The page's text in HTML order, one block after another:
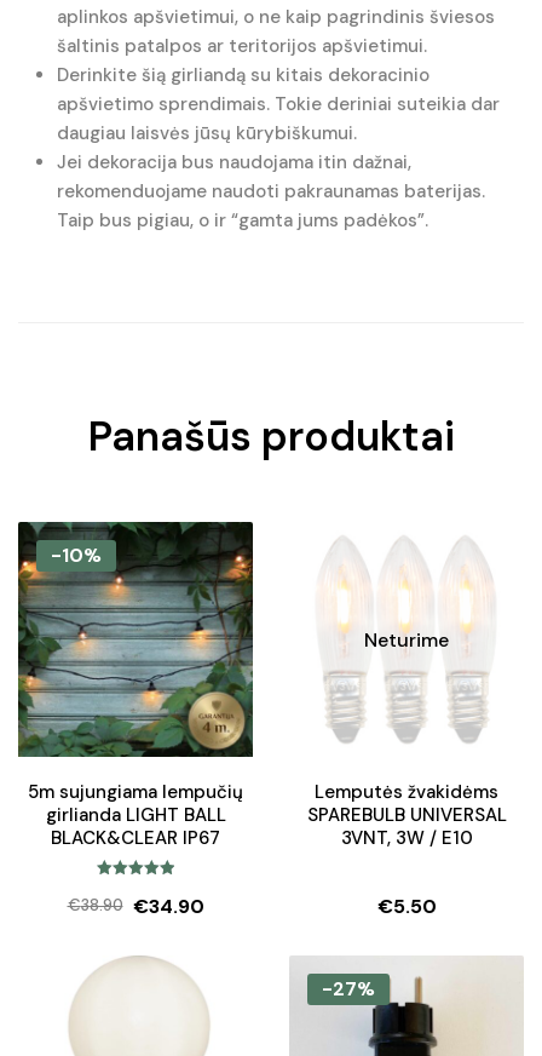
aplinkos apšvietimui, o ne kaip pagrindinis šviesos
šaltinis patalpos ar teritorijos apšvietimui.
Derinkite šią girliandą su kitais dekoracinio
apšvietimo sprendimais. Tokie deriniai suteikia dar
daugiau laisvės jūsų kūrybiškumui.
Jei dekoracija bus naudojama itin dažnai,
rekomenduojame naudoti pakraunamas baterijas.
Taip bus pigiau, o ir “gamta jums padėkos”.
Panašūs produktai
-10%
5m sujungiama lempučių
girlianda LIGHT BALL
BLACK&CLEAR IP67
5.00 iš 5
€38.90
Original
price
€38.90.
€34.90
Current
price
€34.90.
Neturime
Lemputės žvakidėms
SPAREBULB UNIVERSAL
3VNT, 3W / E10
€5.50
-27%